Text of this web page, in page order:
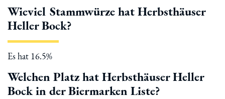
Wieviel Stammwürze hat Herbsthäuser
Heller Bock?
Es hat 16.5%
Welchen Platz hat Herbsthäuser Heller
Bock in der Biermarken Liste?